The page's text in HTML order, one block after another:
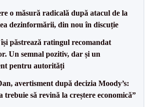
o măsură radicală după atacul de la
dezinformării, din nou în discuție
păstrează ratingul recomandat
Un semnal pozitiv, dar și un
pentru autorități
avertisment după decizia Moody’s:
trebuie să revină la creștere economică”